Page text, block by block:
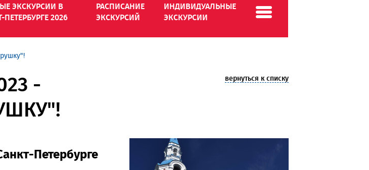
ЭКСКУРСИИ В
ПЕТЕРБУРГЕ 2026
РАСПИСАНИЕ
ЭКСКУРСИЙ
ИНДИВИДУАЛЬНЫЕ
ЭКСКУРСИИ
-
вернуться к списку
Петербурге